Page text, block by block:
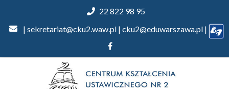
22 822 98 95
| sekretariat@cku2.waw.pl | cku2@eduwarszawa.pl |